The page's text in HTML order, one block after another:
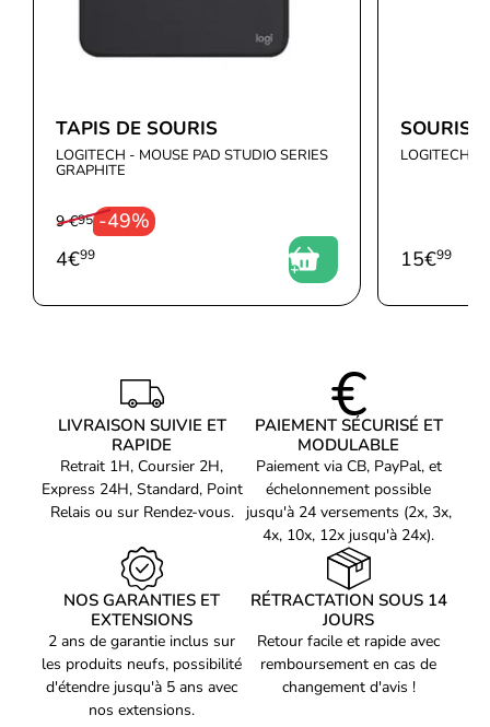
TAPIS DE SOURIS
LOGITECH - MOUSE PAD STUDIO SERIES
GRAPHITE
-49%
9 €95
4€99
SOURIS
LOGITECH -
15€99
LIVRAISON SUIVIE ET
RAPIDE
Retrait 1H, Coursier 2H,
Express 24H, Standard, Point
Relais ou sur Rendez-vous.
PAIEMENT SÉCURISÉ ET
MODULABLE
Paiement via CB, PayPal, et
échelonnement possible
jusqu'à 24 versements (2x, 3x,
4x, 10x, 12x jusqu'à 24x).
NOS GARANTIES ET
EXTENSIONS
2 ans de garantie inclus sur
les produits neufs, possibilité
d'étendre jusqu'à 5 ans avec
nos extensions.
RÉTRACTATION SOUS 14
JOURS
Retour facile et rapide avec
remboursement en cas de
changement d'avis !